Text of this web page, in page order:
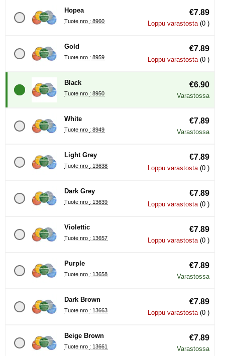
Hopea
Tuote nro : 8960
€7.89
Loppu varastosta (0 )
Gold
Tuote nro : 8959
€7.89
Loppu varastosta (0 )
Black
Tuote nro : 8950
€6.90
Varastossa
White
Tuote nro : 8949
€7.89
Varastossa
Light Grey
Tuote nro : 13638
€7.89
Loppu varastosta (0 )
Dark Grey
Tuote nro : 13639
€7.89
Loppu varastosta (0 )
Violettic
Tuote nro : 13657
€7.89
Loppu varastosta (0 )
Purple
Tuote nro : 13658
€7.89
Varastossa
Dark Brown
Tuote nro : 13663
€7.89
Loppu varastosta (0 )
Beige Brown
Tuote nro : 13661
€7.89
Varastossa